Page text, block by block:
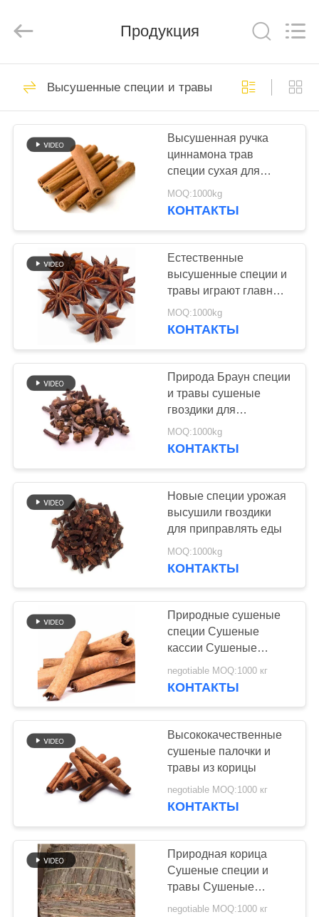
ДОМОЙ
ПРОДУКТЫ
НАС
ЭКСКУРСИЯ
ПО
ЗАВОДУ
КОНТРОЛЬ
КАЧЕСТВА
СВЯЖИТЕСЬ
НАМИ
НОВОСТИ
СЛУЧАИ
ЗАПРОСИТЕ
ЦИТАТУ
САЙТА
ПОЛИТИКА
УЕДИНЕНИЯ
TRADING
CO.,LTD..
Сухие мякиши
хлеба
205
японские мякиши
хлеба
171
Все мякиши хлеба
Панко пшеницы
155
Зажаренная в
духовке морская
водоросль Нори
102
Чистый порошок
Васаби
Высушенные
обломоки моркови
58
Продукция
Высушенные специи и травы
Высушенная ручка
циннамона трав
специи сухая для
кассии Condiments 8cm
еды
MOQ:1000kg
КОНТАКТЫ
Естественные
высушенные специи и
травы играют главные
роли анисовка для
варить мясо
MOQ:1000kg
КОНТАКТЫ
Природа Браун специи
и травы сушеные
гвоздики для
приготовления пищи
MOQ:1000kg
КОНТАКТЫ
Новые специи урожая
высушили гвоздики
для приправлять еды
MOQ:1000kg
КОНТАКТЫ
Природные сушеные
специи Сушеные
кассии Сушеные
палочки корицы
negotiable MOQ:1000 кг
КОНТАКТЫ
Высококачественные
сушеные палочки и
травы из корицы
negotiable MOQ:1000 кг
КОНТАКТЫ
Природная корица
Сушеные специи и
травы Сушеные
прессованные кассии
negotiable MOQ:1000 кг